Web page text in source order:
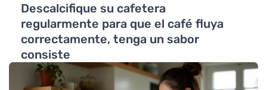
Descalcifique su cafetera
regularmente para que el café fluya
correctamente, tenga un sabor
consiste